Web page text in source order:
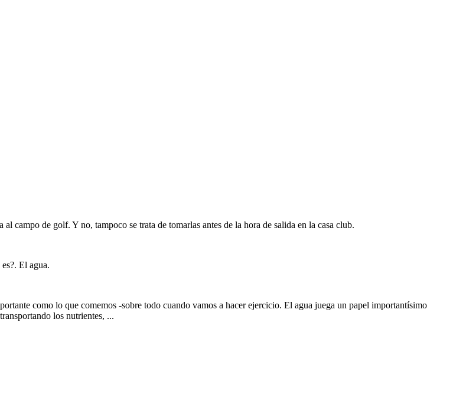
campo de golf. Y no, tampoco se trata de tomarlas antes de la hora de salida en la casa club.
El agua.
como lo que comemos -sobre todo cuando vamos a hacer ejercicio. El agua juega un papel importantísimo
los nutrientes, ...